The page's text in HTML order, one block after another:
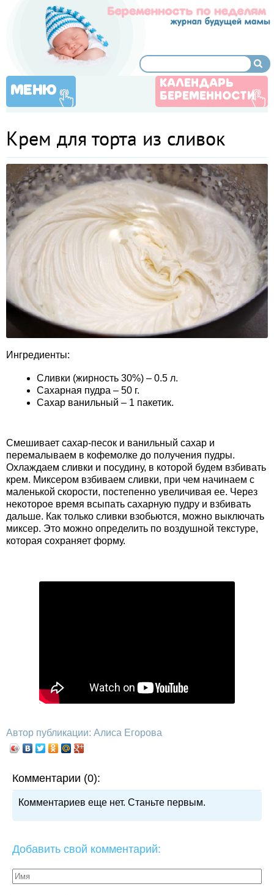
МЕНЮ
КАЛЕНДАРЬ
БЕРЕМЕННОСТИ
Крем для торта из сливок
Ингредиенты:
Сливки (жирность 30%) – 0.5 л.
Сахарная пудра – 50 г.
Сахар ванильный – 1 пакетик.
Смешивает сахар-песок и ванильный сахар и
перемалываем в кофемолке до получения пудры.
Охлаждаем сливки и посудину, в которой будем взбивать
крем. Миксером взбиваем сливки, при чем начинаем с
маленькой скорости, постепенно увеличивая ее. Через
некоторое время всыпать сахарную пудру и взбивать
дальше. Как только сливки взобьются, можно выключать
миксер. Это можно определить по воздушной текстуре,
которая сохраняет форму.
Автор публикации: Алиса Егорова
Комментарии (0):
Комментариев еще нет. Станьте первым.
Добавить свой комментарий: